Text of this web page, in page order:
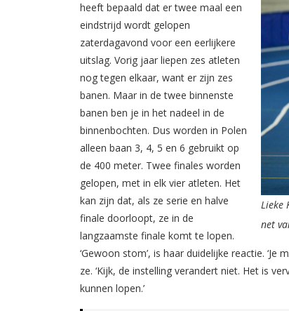
Lieke
net
heeft bepaald dat er twee maal een
eindstrijd wordt gelopen
zaterdagavond voor een eerlijkere
uitslag. Vorig jaar liepen zes atleten
nog tegen elkaar, want er zijn zes
banen. Maar in de twee binnenste
banen ben je in het nadeel in de
binnenbochten. Dus worden in Polen
alleen baan 3, 4, 5 en 6 gebruikt op
de 400 meter. Twee finales worden
gelopen, met in elk vier atleten. Het
kan zijn dat, als ze serie en halve
finale doorloopt, ze in de
langzaamste finale komt te lopen.
‘Gewoon stom’, is haar duidelijke reactie.
ze. ‘Kijk, de instelling verandert niet. Het is
kunnen lopen.’